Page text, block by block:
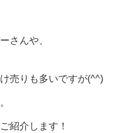
さんや、
売りも多いですが(^^)
紹介します！